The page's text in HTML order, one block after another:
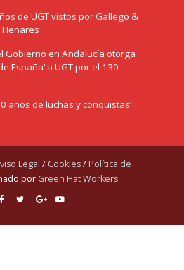
de UGT vistos por Gallego &
Henares
Gobierno en Andalucía otorga
España’ a UGT por el 130
años de luchas y conquistas’
Legal / Cookies/ Política de
por Green Hat Workers